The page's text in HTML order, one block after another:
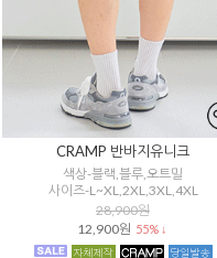
CRAMP 반바지유니크
색상-블랙,블루,오트밀
사이즈-L~XL,2XL,3XL,4XL
28,900원
12,900원 55% ↓